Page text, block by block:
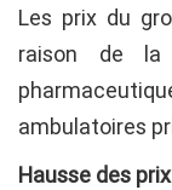
Les prix du
raison de la
ambulatoires
Hausse des